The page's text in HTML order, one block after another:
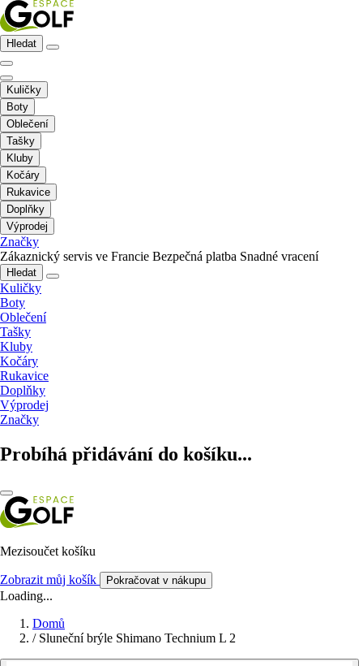
Hledat
Kuličky
Boty
Oblečení
Tašky
Kluby
Kočáry
Rukavice
Doplňky
Výprodej
Značky
Zákaznický servis ve Francie Bezpečná platba Snadné vracení
Hledat
Kuličky
Boty
Oblečení
Tašky
Kluby
Kočáry
Rukavice
Doplňky
Výprodej
Značky
Probíhá přidávání do košíku...
Mezisoučet košíku
Zobrazit můj košík Pokračovat v nákupu
Loading...
Domů
/ Sluneční brýle Shimano Technium L 2